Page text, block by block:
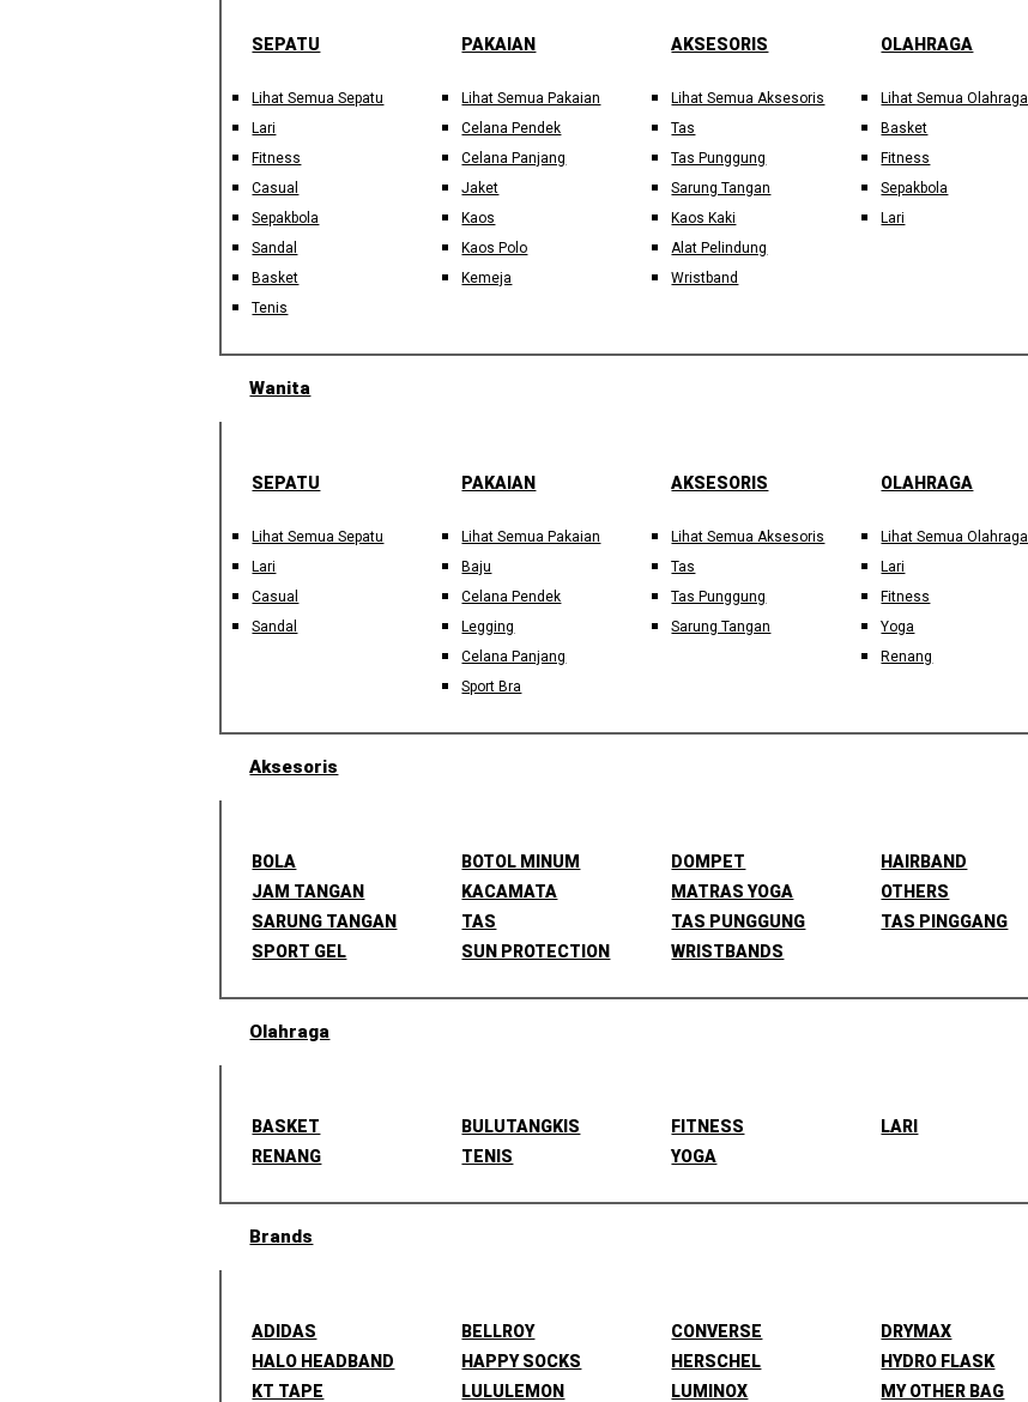
SEPATU
Lihat Semua Sepatu
Lari
Fitness
Casual
Sepakbola
Sandal
Basket
Tenis
PAKAIAN
Lihat Semua Pakaian
Celana Pendek
Celana Panjang
Jaket
Kaos
Kaos Polo
Kemeja
AKSESORIS
Lihat Semua Aksesoris
Tas
Tas Punggung
Sarung Tangan
Kaos Kaki
Alat Pelindung
Wristband
OLAHRAGA
Lihat Semua Olahraga
Basket
Fitness
Sepakbola
Lari
Wanita
SEPATU
Lihat Semua Sepatu
Lari
Casual
Sandal
PAKAIAN
Lihat Semua Pakaian
Baju
Celana Pendek
Legging
Celana Panjang
Sport Bra
AKSESORIS
Lihat Semua Aksesoris
Tas
Tas Punggung
Sarung Tangan
OLAHRAGA
Lihat Semua Olahraga
Lari
Fitness
Yoga
Renang
Aksesoris
BOLA BOTOL MINUM DOMPET HAIRBAND
JAM TANGAN
KACAMATA MATRAS YOGA OTHERS
SARUNG TANGAN
TAS TAS PUNGGUNG TAS PINGGANG
SPORT GEL
SUN PROTECTION WRISTBANDS
Olahraga
BASKET BULUTANGKIS FITNESS LARI
RENANG
TENIS YOGA
Brands
ADIDAS BELLROY CONVERSE DRYMAX
HALO HEADBAND
HAPPY SOCKS HERSCHEL HYDRO FLASK
KT TAPE
LULULEMON LUMINOX MY OTHER BAG